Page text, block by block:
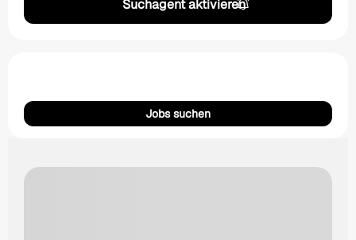
Suchagent aktivieren
Jobs suchen